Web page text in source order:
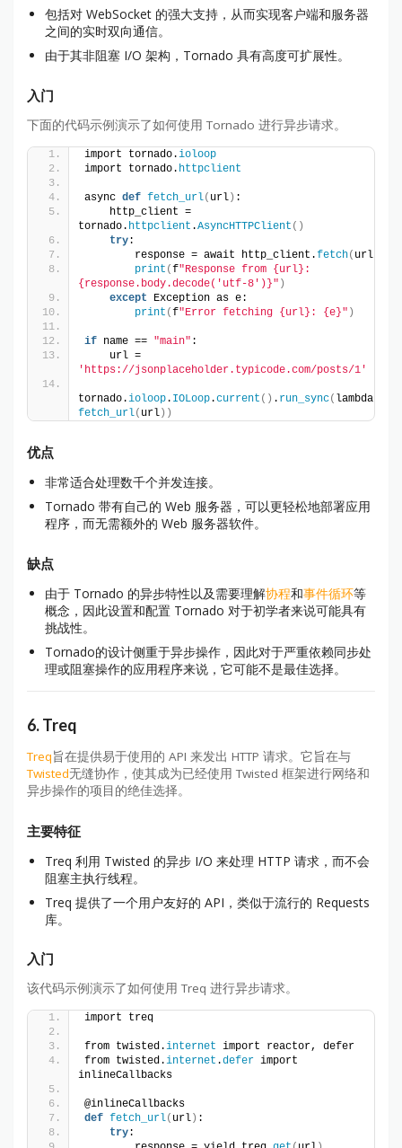
包括对 WebSocket 的强大支持，从而实现客户端和服务器
之间的实时双向通信。
由于其非阻塞 I/O 架构，Tornado 具有高度可扩展性。
入门
下面的代码示例演示了如何使用 Tornado 进行异步请求。
import tornado.ioloop
import tornado. httpclient
async def fetch_url( url) :
    http_client =
tornado. httpclient .AsyncHTTPClient ()
try:
        response = await http_client.
fetch( url
print (f"Response from {url}:
{response.body.decode('utf-8')}" )
except Exception as e:
print (f"Error fetching {url}: {e}" )
if name == "main" :
'https://jsonplaceholder.typicode.com/posts/1'
tornado.ioloop. IOLoop.current () . run_sync(
fetch_url( url))
优点
非常适合处理数千个并发连接。
Tornado 带有自己的 Web 服务器，可以更轻松地部署应用
程序，而无需额外的 Web 服务器软件。
缺点
由于 Tornado 的异步特性以及需要理解协程和事件循环等
概念，因此设置和配置 Tornado 对于初学者来说可能具有
挑战性。
Tornado的设计侧重于异步操作，因此对于严重依赖同步处
理或阻塞操作的应用程序来说，它可能不是最佳选择。
6. Treq
Treq旨在提供易于使用的 API 来发出 HTTP 请求。它旨在与
Twisted无缝协作，使其成为已经使用 Twisted 框架进行网络和
异步操作的项目的绝佳选择。
主要特征
Treq 利用 Twisted 的异步 I/O 来处理 HTTP 请求，而不会
阻塞主执行线程。
Treq 提供了一个用户友好的 API，类似于流行的 Requests
库。
入门
该代码示例演示了如何使用 Treq 进行异步请求。
import treq
from twisted.internet import reactor, defer
from twisted.internet .defer import
inlineCallbacks
@inlineCallbacks
def fetch_url( url ) :
try: